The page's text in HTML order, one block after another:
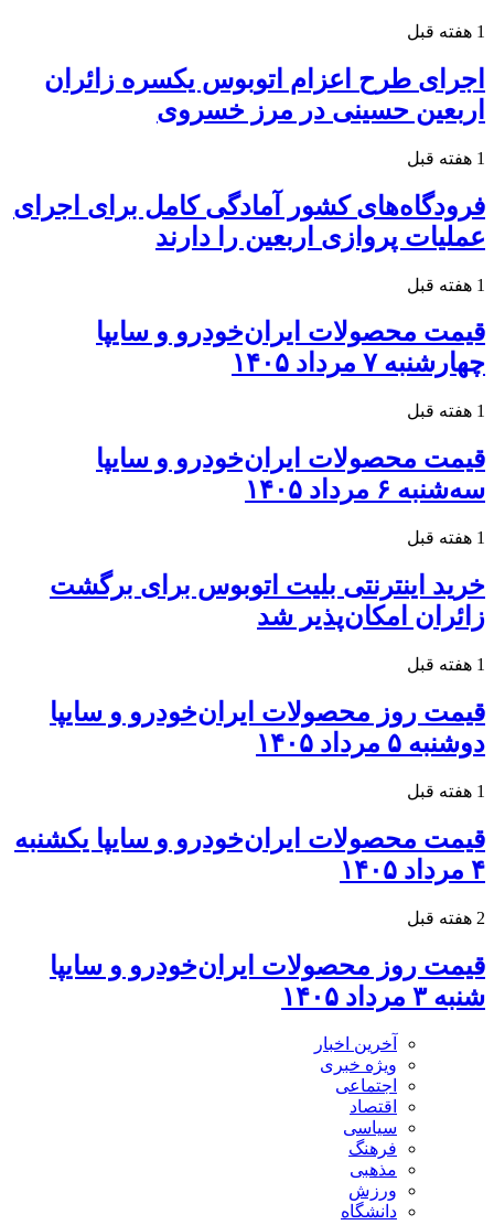
1 هفته قبل
اجرای طرح اعزام اتوبوس یکسره زائران
اربعین حسینی در مرز خسروی
1 هفته قبل
فرودگاه‌های کشور آمادگی کامل برای اجرای
عملیات پروازی اربعین را دارند
1 هفته قبل
قیمت محصولات ایران‌خودرو و سایپا
چهارشنبه ۷ مرداد ۱۴۰۵
1 هفته قبل
قیمت محصولات ایران‌خودرو و سایپا
سه‌شنبه ۶ مرداد ۱۴۰۵
1 هفته قبل
خرید اینترنتی بلیت اتوبوس برای برگشت
زائران امکان‌پذیر شد
1 هفته قبل
قیمت روز محصولات ایران‌خودرو و سایپا
دوشنبه ۵ مرداد ۱۴۰۵
1 هفته قبل
قیمت محصولات ایران‌خودرو و سایپا یکشنبه
۴ مرداد ۱۴۰۵
2 هفته قبل
قیمت روز محصولات ایران‌خودرو و سایپا
شنبه ۳ مرداد ۱۴۰۵
آخرین اخبار
ویژه خبری
اجتماعی
اقتصاد
سیاسی
فرهنگ
مذهبی
ورزش
دانشگاه